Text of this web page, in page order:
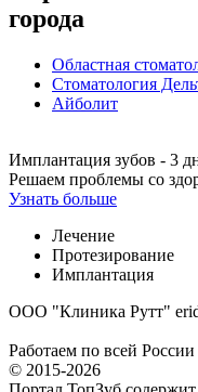
города
Областная
Стоматология
Айболит
Имплантация зубов - 3
Решаем проблемы со
Узнать больше
Лечение
Протезирование
Имплантация
ООО "Клиника Рутт"
Работаем по всей России
© 2015-2026